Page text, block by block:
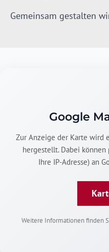
Gemeinsam gestalten
Google
Zur Anzeige der Karte wird
hergestellt. Dabei können
Ihre IP-Adresse) an
Weitere Informationen finden